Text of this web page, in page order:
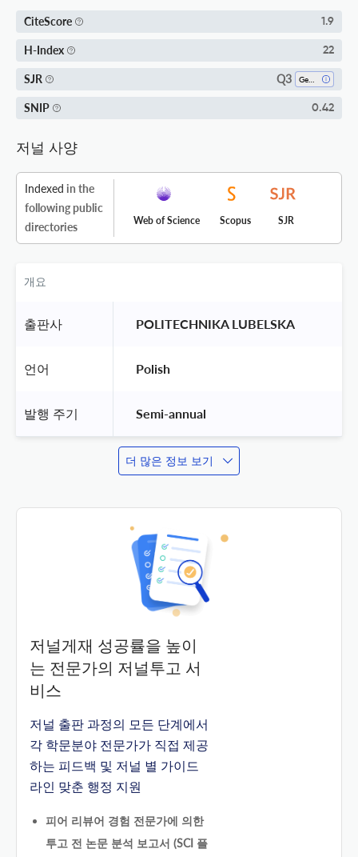
CiteScore 1.9
H-Index 22
SJR Q3
SNIP 0.42
저널 사양
Indexed in the
following public
directories
Web of Science Scopus SJR
개요
출판사 POLITECHNIKA LUBELSKA
언어 Polish
발행 주기 Semi-annual
더 많은 정보 보기
저널게재 성공률을 높이
는 전문가의 저널투고 서
비스
저널 출판 과정의 모든 단계에서
각 학문분야 전문가가 직접 제공
하는 피드백 및 저널 별 가이드
라인 맞춘 행정 지원
피어 리뷰어 경험 전문가에 의한
투고 전 논문 분석 보고서 (SCI 플